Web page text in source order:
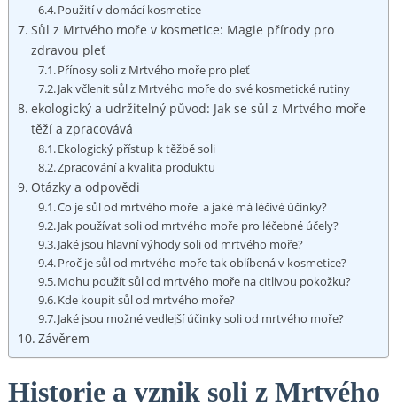
Použití v domácí kosmetice
Sůl ⁣z ⁢Mrtvého moře ‍v‌ kosmetice: ​Magie přírody ‌pro
zdravou pleť
Přínosy soli z Mrtvého moře ⁤pro pleť
Jak včlenit sůl z Mrtvého⁢ moře do‍ své kosmetické ​rutiny
ekologický a udržitelný původ: ⁢Jak ⁢se sůl z Mrtvého moře
‌těží a⁤ zpracovává
Ekologický přístup k těžbě ⁤soli
Zpracování a kvalita ‌produktu
Otázky a odpovědi
Co‍ je sůl ‌od mrtvého moře ⁣ a jaké má léčivé účinky?
Jak používat soli od⁣ mrtvého moře pro léčebné⁣ účely?
Jaké jsou ⁤hlavní výhody soli ⁢od mrtvého moře?
Proč⁢ je sůl od ⁤mrtvého moře tak‍ oblíbená v kosmetice?
Mohu použít sůl od⁤ mrtvého moře na citlivou pokožku?
Kde koupit sůl od mrtvého‌ moře?
Jaké jsou možné vedlejší⁣ účinky soli od mrtvého moře?
Závěrem
Historie a​ vznik soli z Mrtvého